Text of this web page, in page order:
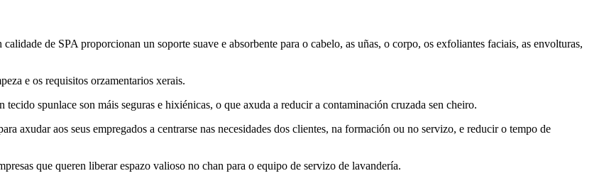
de SPA proporcionan un soporte suave e absorbente para o cabelo, as uñas, o corpo, os exfoliantes faciais, as envolturas,
e os requisitos orzamentarios xerais.
spunlace son máis seguras e hixiénicas, o que axuda a reducir a contaminación cruzada sen cheiro.
axudar aos seus empregados a centrarse nas necesidades dos clientes, na formación ou no servizo, e reducir o tempo de
que queren liberar espazo valioso no chan para o equipo de servizo de lavandería.